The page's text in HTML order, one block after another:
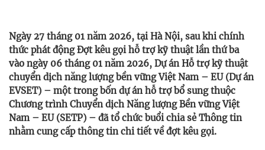
Ngày 27 tháng 01 năm 2026, tại Hà Nội, sau khi chính
thức phát động Đợt kêu gọi hỗ trợ kỹ thuật lần thứ ba
vào ngày 06 tháng 01 năm 2026, Dự án Hỗ trợ kỹ thuật
chuyển dịch năng lượng bền vững Việt Nam – EU (Dự án
EVSET) – một trong bốn dự án hỗ trợ bổ sung thuộc
Chương trình Chuyển dịch Năng lượng Bền vững Việt
Nam – EU (SETP) – đã tổ chức buổi chia sẻ Thông tin
nhằm cung cấp thông tin chi tiết về đợt kêu gọi.